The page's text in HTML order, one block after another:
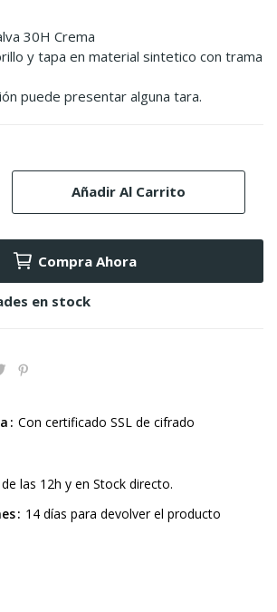
30H Crema
y tapa en material sintetico con trama
puede presentar alguna tara.
Añadir Al Carrito
Compra Ahora
en stock
Con certificado SSL de cifrado
las 12h y en Stock directo.
14 días para devolver el producto